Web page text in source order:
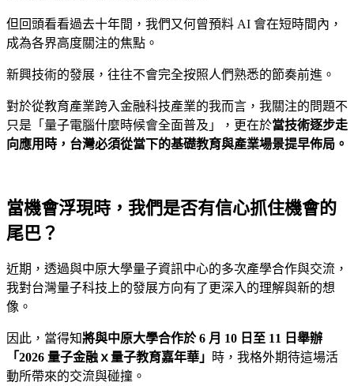
但回頭看看過去十年間，我們又何曾預料 AI 會在短時間內，
成為各界高度關注的焦點。
新興技術的發展，往往不會完全按照人們熟悉的節奏前進。
對於從教育產業跨入金融科技產業的我而言，我關注的問題不
只是「量子電腦什麼時候會全面普及」，更在於當技術逐步走
向應用時，台灣必須從當下的基礎教育與產業場景提早佈局。
當機會浮現時，我們是否有信心抓住機會的
尾巴？
近期，透過與中原大學量子資訊中心的多次產學合作與交流，
我對台灣量子科技上的發展方向有了更深入的理解與新的想
像。
因此，當得知將與中原大學合作於 6 月 10 日至 11 日舉辦
「2026 量子金融ｘ量子教育嘉年華」
時，我格外期待這場活
動所帶來的交流與碰撞。